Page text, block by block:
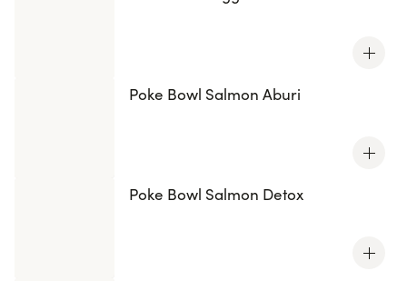
Poke Bowl Salmon Aburi
Poke Bowl Salmon Detox